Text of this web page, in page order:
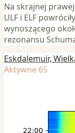
Na skrajnej
ULF i ELF
wynoszącego
rezonansu
Eskdalemuir,
Aktywne 65